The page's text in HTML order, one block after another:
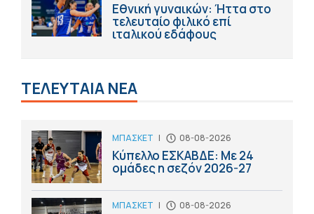
Εθνική γυναικών: Ήττα στο
τελευταίο φιλικό επί
ιταλικού εδάφους
ΤΕΛΕΥΤΑΙΑ ΝΕΑ
ΜΠΑΣΚΕΤ | 08-08-2026
Κύπελλο ΕΣΚΑΒΔΕ: Με 24
ομάδες η σεζόν 2026-27
ΜΠΑΣΚΕΤ | 08-08-2026